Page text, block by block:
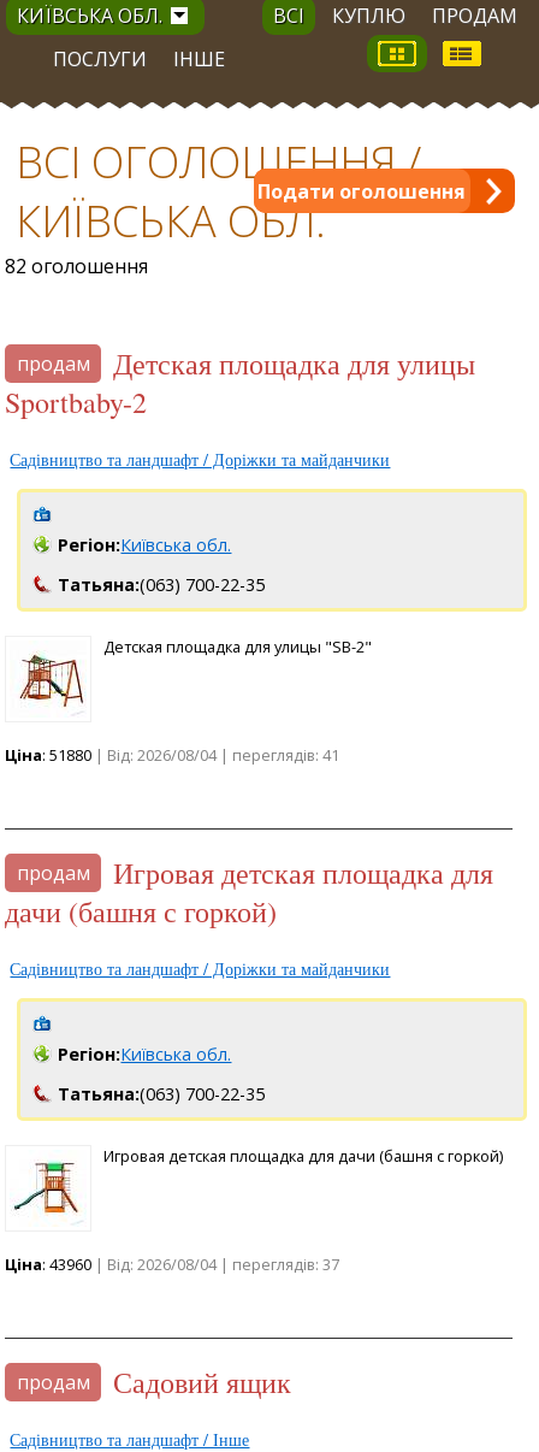
КИЇВСЬКА ОБЛ. ВСІ КУПЛЮ
ПРОДАМ
ПОСЛУГИ
ІНШЕ
Подати оголошення
ВСІ ОГОЛОШЕННЯ /
КИЇВСЬКА ОБЛ.
82 оголошення
продам
Детская площадка для улицы
Sportbaby-2
Садівництво та ландшафт / Доріжки та майданчики
Регіон:Київська обл.
Татьяна:(063) 700-22-35
Детская площадка для улицы "SB-2"
Ціна: 51880 | Від: 2026/08/04 | переглядів: 41
продам
Игровая детская площадка для
дачи (башня с горкой)
Садівництво та ландшафт / Доріжки та майданчики
Регіон:Київська обл.
Татьяна:(063) 700-22-35
Игровая детская площадка для дачи (башня с горкой)
Ціна: 43960 | Від: 2026/08/04 | переглядів: 37
продам Садовий ящик
Садівництво та ландшафт / Інше